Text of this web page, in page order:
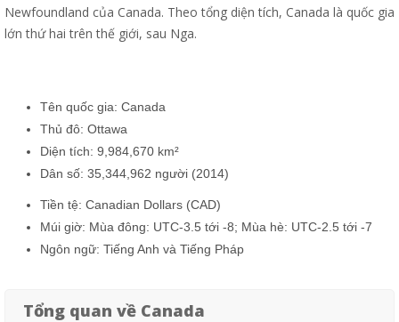
Newfoundland của Canada. Theo tổng diện tích, Canada là quốc gia
lớn thứ hai trên thế giới, sau Nga.
Tên quốc gia: Canada
Thủ đô: Ottawa
Diện tích: 9,984,670 km²
Dân số: 35,344,962 người (2014)
Tiền tệ: Canadian Dollars (CAD)
Múi giờ: Mùa đông: UTC-3.5 tới -8; Mùa hè: UTC-2.5 tới -7
Ngôn ngữ: Tiếng Anh và Tiếng Pháp
Tổng quan về Canada